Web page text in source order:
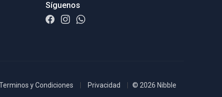
Síguenos
y Condiciones Privacidad © 2026 Nibble